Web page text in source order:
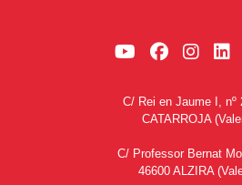
C/ Rei en Jaume I, nº
CATARROJA
C/ Professor Bernat
46600 ALZIRA